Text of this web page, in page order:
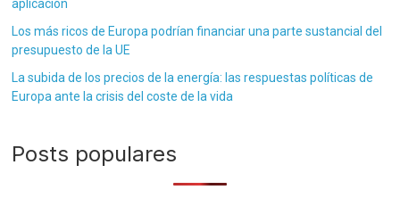
aplicación
Los más ricos de Europa podrían financiar una parte sustancial del
presupuesto de la UE
La subida de los precios de la energía: las respuestas políticas de
Europa ante la crisis del coste de la vida
Posts populares